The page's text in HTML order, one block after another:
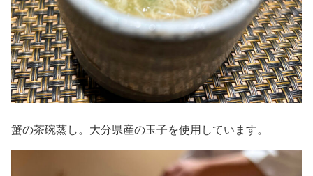
蟹の茶碗蒸し。大分県産の玉子を使用しています。